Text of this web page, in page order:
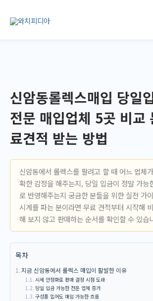
로
신암동롤렉스매입 당일
전문 매입업체 5곳 비교
료견적 받는 방법
신암동에서 롤렉스를 팔려고 할 때 어느 업체
확한 감정을 해주는지, 당일 입금이 정말 가능
로 반영해주는지 궁금한 분들을 위한 실전 가
시계를 파는 분이라면 무료 견적부터 시작해
해 보지 않고 판매하는 순서를 확인할 수 있습
목차
지금 신암동에서 롤렉스 매입이 활발한 이유
시세 안정화로 판매 결정 시점 도래
당일 입금 가능한 전문 업체 증가
구성품 없어도 매입 가능한 흐름